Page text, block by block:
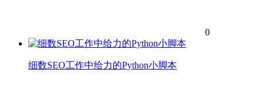
0
细数SEO工作中给力的Python小脚本